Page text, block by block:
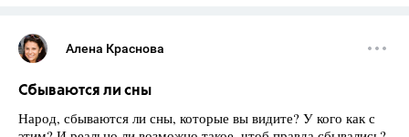
Алена Краснова
Сбываются ли сны
Народ, сбываются ли сны, которые вы видите? У кого как с